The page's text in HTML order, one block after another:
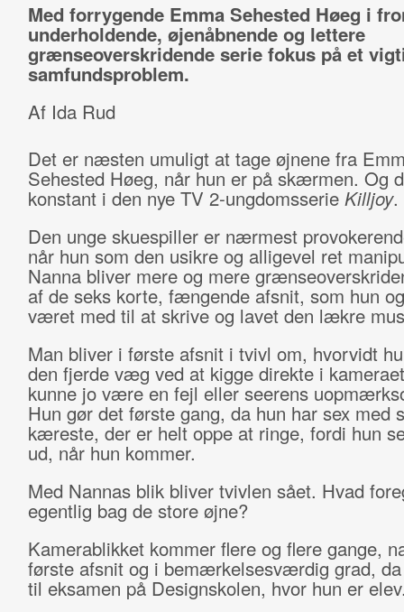
Med forrygende Emma Sehested Høeg i
underholdende, øjenåbnende og lettere
grænseoverskridende serie fokus på et
samfundsproblem.
Af Ida Rud
Det er næsten umuligt at tage øjnene fra
Sehested Høeg, når hun er på skærmen. Og
konstant i den nye TV 2-ungdomsserie Killjoy.
Den unge skuespiller er nærmest
når hun som den usikre og alligevel ret
Nanna bliver mere og mere
af de seks korte, fængende afsnit, som hun
været med til at skrive og lavet den lækre
Man bliver i første afsnit i tvivl om, hvorvidt
den fjerde væg ved at kigge direkte i
kunne jo være en fejl eller seerens
Hun gør det første gang, da hun har sex med
kæreste, der er helt oppe at ringe, fordi hun
ud, når hun kommer.
Med Nannas blik bliver tvivlen sået. Hvad
egentlig bag de store øjne?
Kamerablikket kommer flere og flere gange,
første afsnit og i bemærkelsesværdig grad,
til eksamen på Designskolen, hvor hun er